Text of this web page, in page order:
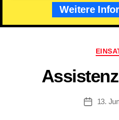
Weitere
13.